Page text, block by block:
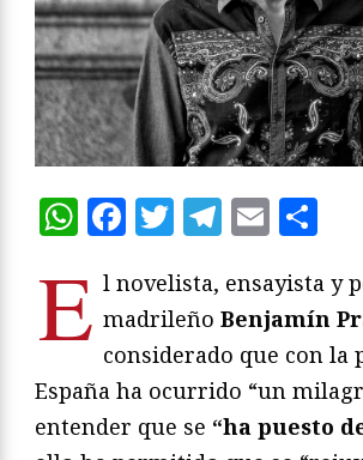
WhatsApp
Facebook
TwitterEmail
E l novelista, ensayista y
madrileño Benjamín
considerado que con la
España ha ocurrido “un
entender que se “ha puesto